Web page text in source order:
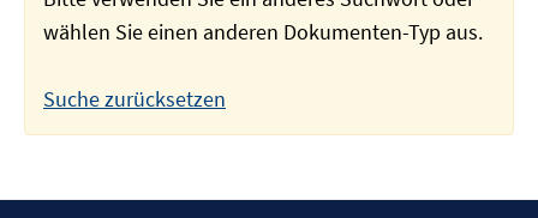
wählen Sie einen anderen Dokumenten-Typ aus.
Suche zurücksetzen